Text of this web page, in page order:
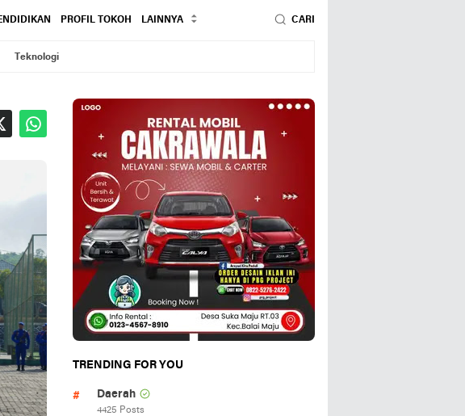
PROFIL TOKOH LAINNYA CARI
Teknologi
TRENDING FOR YOU
Daerah
4425 Posts